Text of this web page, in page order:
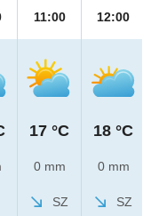
11:00
17 °C
0 mm
SZ
12:00
18 °C
0 mm
SZ